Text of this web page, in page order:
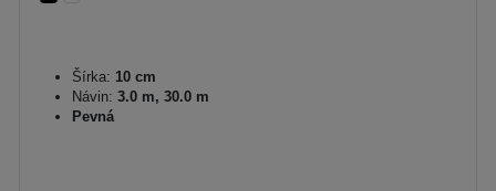
Šírka: 10 cm
Návin: 3.0 m, 30.0 m
Pevná